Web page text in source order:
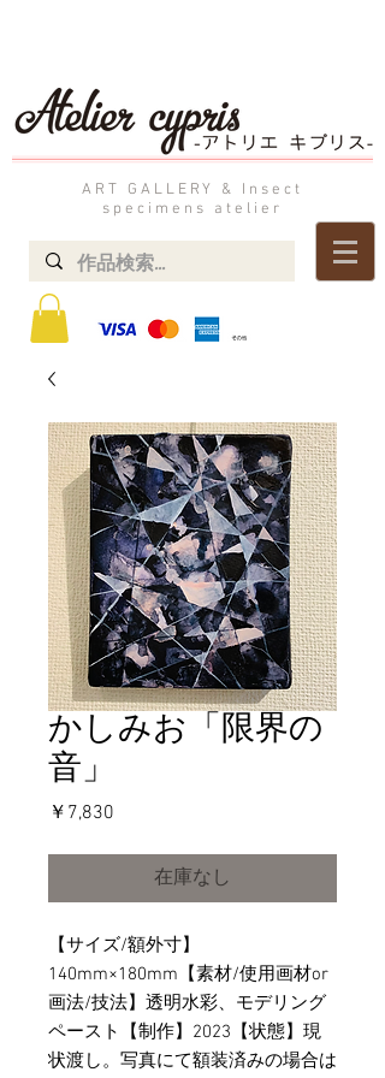
ART GALLERY & Insect
specimens atelier
かしみお「限界の
音」
￥7,830
在庫なし
【サイズ/額外寸】
140mm×180mm【素材/使用画材or
画法/技法】透明水彩、モデリング
ペースト【制作】2023【状態】現
状渡し。写真にて額装済みの場合は